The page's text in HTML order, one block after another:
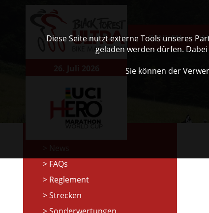
RENNEN
FAQs
Reglement
Strecken
Diese Seite nutzt externe Tools unseres
geladen werden dürfen.
Sie können der